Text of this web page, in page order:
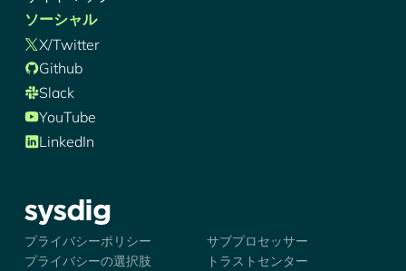
ソーシャル
X/Twitter
Github
Slack
YouTube
LinkedIn
シズディグ-ロゴ
プライバシーポリシー
サブプロセッサー
プライバシーの選択肢
トラストセンター